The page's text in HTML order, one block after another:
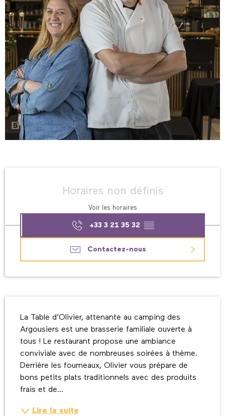
Horaires non définis
Voir les horaires
+33 3 21 35 32 ▒▒
Contactez-nous
La Table d’Olivier, attenante au camping des
Argousiers est une brasserie familiale ouverte à
tous ! Le restaurant propose une ambiance
conviviale avec de nombreuses soirées à thème.
Derrière les fourneaux, Olivier vous prépare de
bons petits plats traditionnels avec des produits
frais et de...
Lire la suite